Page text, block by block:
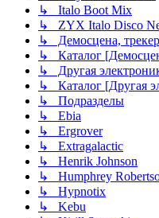
↳ Italo Boot Mix
↳ ZYX Italo Disco
↳ Демосцена,
↳ Каталог
↳ Другая
↳ Каталог [Другая
↳ Подразделы
↳ Ebia
↳ Ergrover
↳ Extragalactic
↳ Henrik Johnson
↳ Humphrey
↳ Hypnotix
↳ Kebu